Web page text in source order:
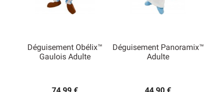
Déguisement Obélix™
Gaulois Adulte
Déguisement Panoramix™
Adulte